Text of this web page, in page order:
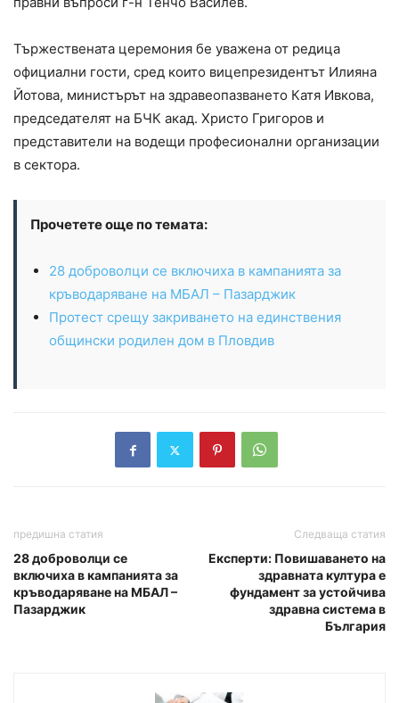
Тържествената церемония бе уважена от редица
официални гости, сред които вицепрезидентът Илияна
Йотова, министърът на здравеопазването Катя Ивкова,
председателят на БЧК акад. Христо Григоров и
представители на водещи професионални организации
в сектора.
Прочетете още по темата:
28 доброволци се включиха в кампанията за
кръводаряване на МБАЛ – Пазарджик
Протест срещу закриването на единствения
общински родилен дом в Пловдив
предишна статия
28 доброволци се
включиха в кампанията за
кръводаряване на МБАЛ –
Пазарджик
Следваща статия
Експерти: Повишаването на
здравната култура е
фундамент за устойчива
здравна система в
България